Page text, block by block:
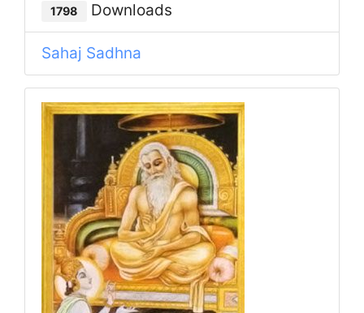
1798 Downloads
Sahaj Sadhna